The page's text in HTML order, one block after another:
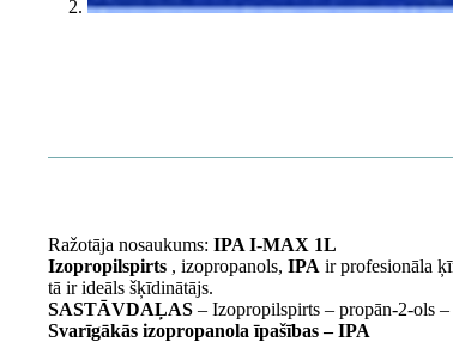
Ražotāja nosaukums: IPA I-MAX 1L
Izopropilspirts , izopropanols, IPA ir profesionāla
tā ir ideāls šķīdinātājs.
SASTĀVDAĻAS – Izopropilspirts – propān-2-ols
Svarīgākās izopropanola īpašības – IPA